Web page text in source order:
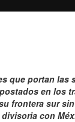
que portan las
en los
frontera sur
con